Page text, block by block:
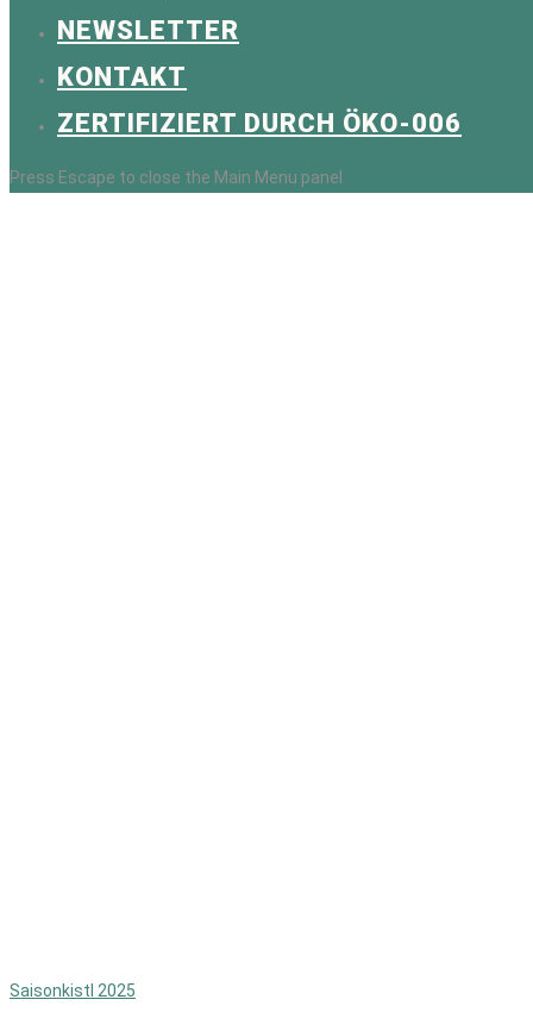
NEWSLETTER
KONTAKT
ZERTIFIZIERT DURCH ÖKO-006
Press Escape to close the Main Menu panel
Saisonkistl 2025